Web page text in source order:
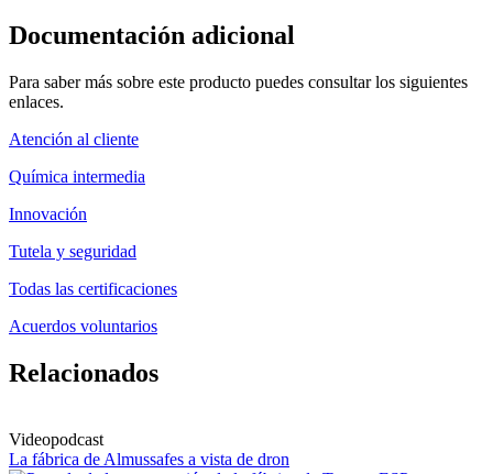
Documentación adicional
Para saber más sobre este producto puedes consultar los siguientes
enlaces.
Atención al cliente
Química intermedia
Innovación
Tutela y seguridad
Todas las certificaciones
Acuerdos voluntarios
Relacionados
Videopodcast
La fábrica de Almussafes a vista de dron